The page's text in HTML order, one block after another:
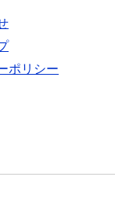
ポリシー